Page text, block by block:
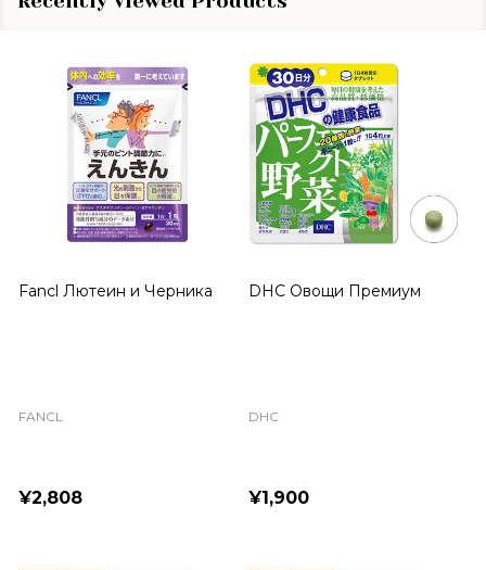
Fancl Лютеин и Черника
FANCL
¥2,808
DHC Овощи Премиум
DHC
¥1,900